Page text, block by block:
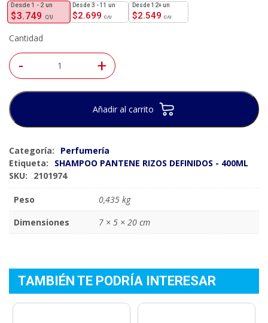
$3.749
1 - 2 un
$2.699
3 - 11 un
$2.549
12+ un
Cantidad
- +
Añadir al carrito
Categoría:
Perfumería
Etiqueta:
SHAMPOO PANTENE RIZOS DEFINIDOS - 400ML
SKU:
2101974
Peso
0,435 kg
Dimensiones
7 × 5 × 20 cm
TAMBIÉN TE PODRÍA INTERESAR